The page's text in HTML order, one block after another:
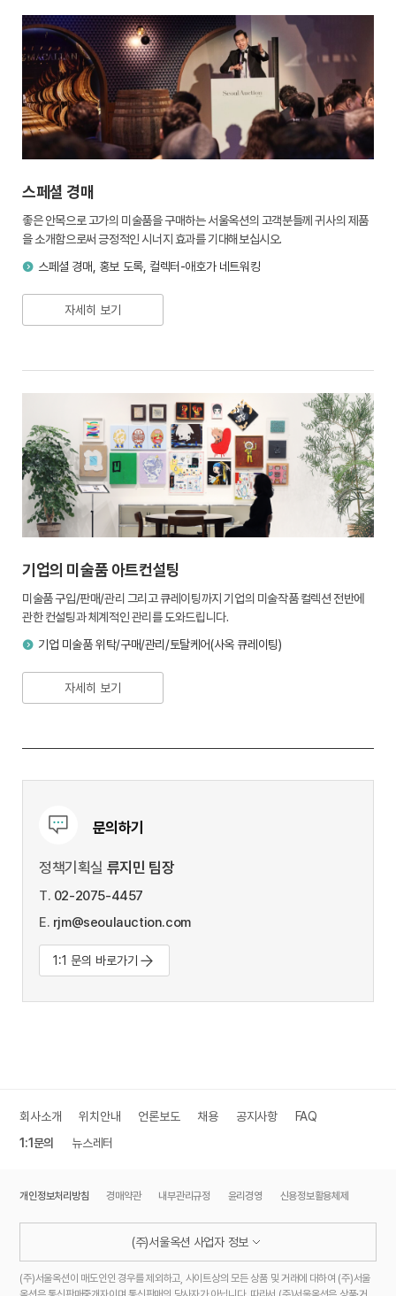
스페셜 경매
좋은 안목으로 고가의 미술품을 구매하는 서울옥션의 고객분들께 귀사의 제품
을 소개함으로써 긍정적인 시너지 효과를 기대해보십시오.
스페셜 경매, 홍보 도록, 컬렉터-애호가 네트워킹
자세히 보기
기업의 미술품 아트컨설팅
미술품 구입/판매/관리 그리고 큐레이팅까지 기업의 미술작품 컬렉션 전반에
관한 컨설팅과 체계적인 관리를 도와드립니다.
기업 미술품 위탁/구매/관리/토탈케어(사옥 큐레이팅)
자세히 보기
문의하기
정책기획실 류지민 팀장
T. 02-2075-4457
E. rjm@seoulauction.com
1:1 문의 바로가기
회사소개 위치안내 언론보도 채용 공지사항
FAQ
1:1문의
뉴스레터
개인정보처리방침 경매약관 내부관리규정 윤리경영 신용정보활용체제
(주)서울옥션 사업자 정보
(주)서울옥션이 매도인인 경우를 제외하고, 사이트상의 모든 상품 및 거래에 대하여 (주)서울